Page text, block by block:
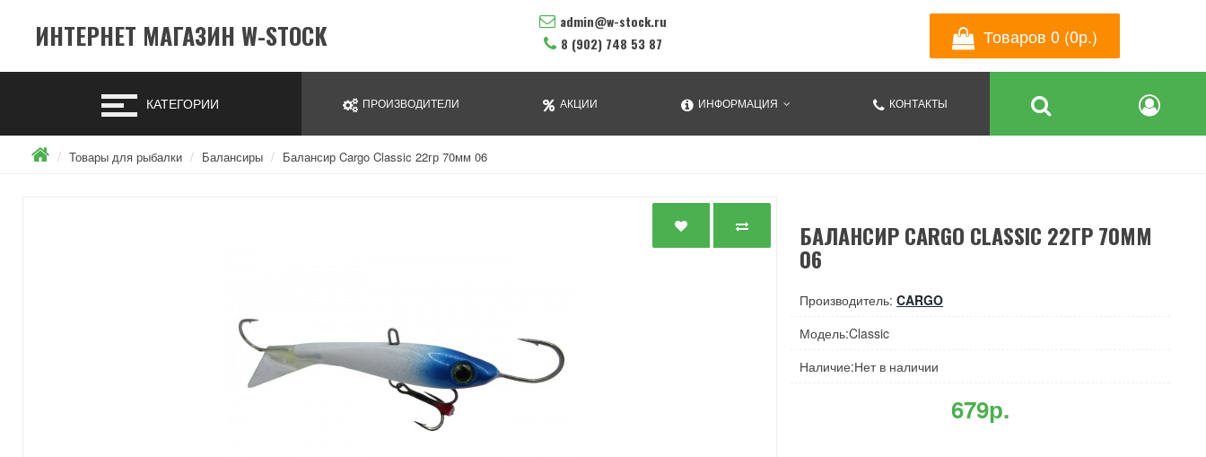
ИНТЕРНЕТ МАГАЗИН W-STOCK
admin@w-stock.ru
8 (902) 748 53 87
Товаров 0 (0р.)
КАТЕГОРИИ ПРОИЗВОДИТЕЛИ АКЦИИ ИНФОРМАЦИЯ КОНТАКТЫ
Товары для рыбалки Балансиры Балансир Cargo Classic 22гр 70мм 06
БАЛАНСИР CARGO CLASSIC 22ГР 70ММ
06
Производитель:CARGO
Модель:Classic
Наличие:Нет в наличии
679р.